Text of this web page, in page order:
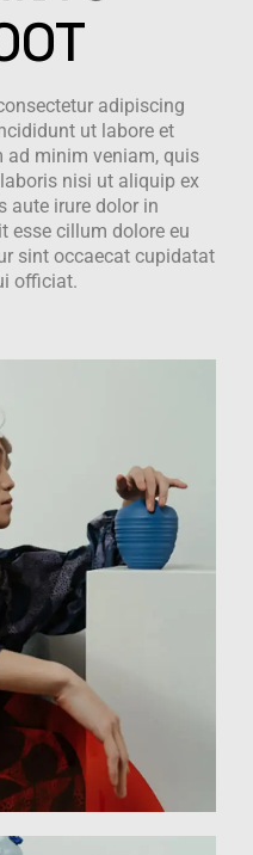
adipiscing
ut labore et
ad minim veniam, quis
nisi ut aliquip ex
aute irure dolor in
esse cillum dolore eu
sint occaecat cupidatat
officiat.